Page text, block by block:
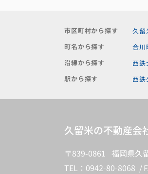
市区町村から探す 久留
町名から探す
合川
沿線から探す
西鉄
駅から探す
西鉄
久留米の不動産会
〒839-0861 福岡県久
TEL：0942-80-8068